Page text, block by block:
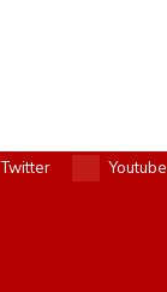
Twitter Youtube